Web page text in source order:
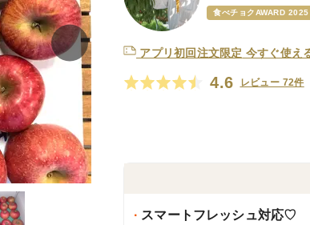
食べチョクAWARD
アプリ初回注文限定 今すぐ使え
4.6 レビュー 72件
スマートフレッシュ対応♡